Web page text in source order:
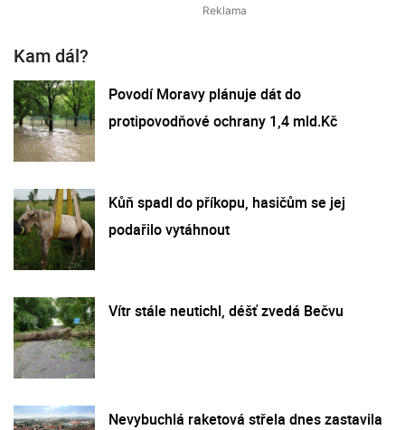
Kam dál?
Povodí Moravy plánuje dát do
protipovodňové ochrany 1,4 mld.Kč
Kůň spadl do příkopu, hasičům se jej
podařilo vytáhnout
Vítr stále neutichl, déšť zvedá Bečvu
Nevybuchlá raketová střela dnes zastavila